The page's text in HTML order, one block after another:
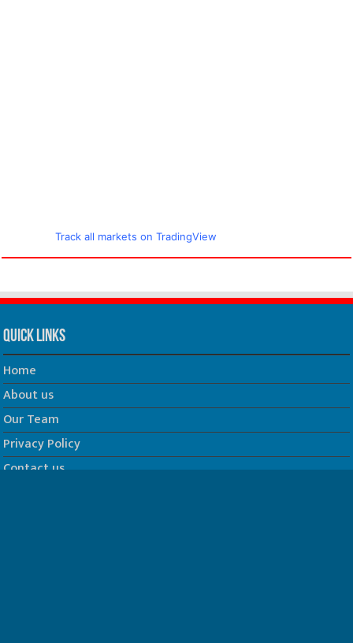
Track all markets on TradingView
Quick Links
Home
About us
Our Team
Privacy Policy
Contact us